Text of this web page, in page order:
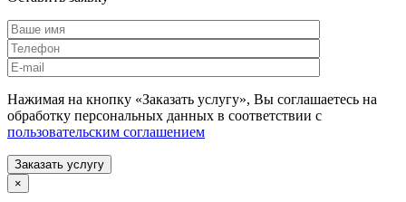
Нажимая на кнопку «Заказать услугу», Вы соглашаетесь на
обработку персональных данных в соответствии с
пользовательским соглашением
Заказать услугу
×